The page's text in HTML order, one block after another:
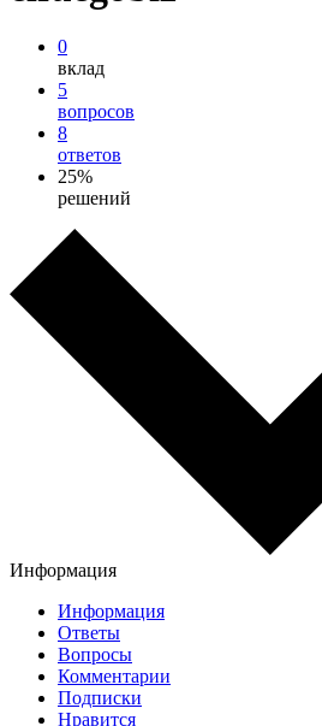
0
вклад
5
вопросов
8
ответов
25%
решений
Информация
Информация
Ответы
Вопросы
Комментарии
Подписки
Нравится